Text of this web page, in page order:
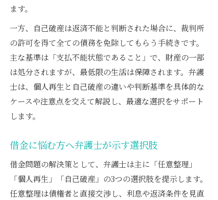
弁護士が示す再生・破産の具体的な条件
借金が膨らむ前に弁護士に相談する重要性
弁護士が解説する再生や破産の判断基準
自己破産と個人再生のメリットを徹底分析
弁護士が解説する自己破産と個人再生の利
個人再生と自己破産の違いを弁護士が整理
弁護士の解説で迷わない債務整理の選び方
弁護士が伝える再生・破産の長所と短所
ます。
一方、自己破産は返済不能と判断された場合に、裁判所
の許可を得て全ての債務を免除してもらう手続きです。
主な基準は「支払不能状態であること」で、財産の一部
は処分されますが、最低限の生活は保障されます。弁護
士は、個人再生と自己破産の違いや判断基準を具体的な
ケースや注意点を交えて解説し、最適な選択をサポート
します。
借金に悩む方へ弁護士が示す選択肢
借金問題の解決策として、弁護士は主に「任意整理」
「個人再生」「自己破産」の3つの選択肢を提示します。
任意整理は債権者と直接交渉し、利息や返済条件を見直